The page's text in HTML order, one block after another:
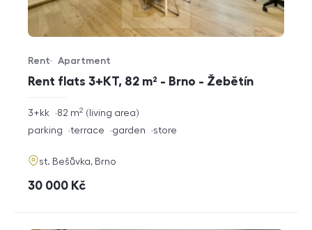
Rent flats 3+KT, 82 m² - Brno - Žebětín
Offer type
Rent
Property type
Apartment
rozměry
disposition
3+kk living area
82 m2
funkce
parking terrace garden store
adresa
st. Bešůvka, Brno
cena
30 000 Kč